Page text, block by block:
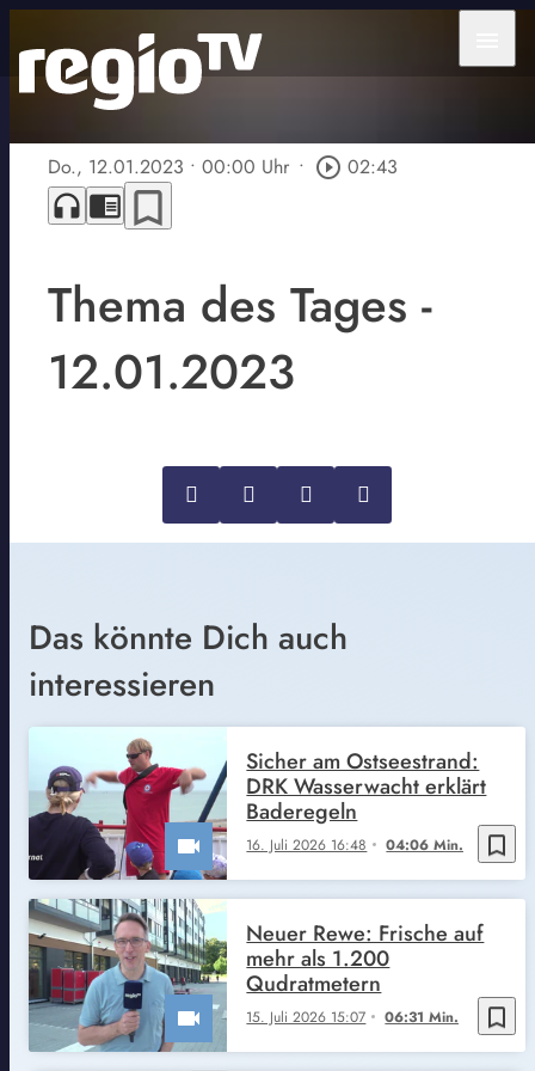
Do., 12.01.2023 • 00:00 Uhr • play_circle_outline 02:43
headphones chrome_reader_mode bookmark_border
Thema des Tages -
12.01.2023
Das könnte Dich auch
interessieren
bookmark_border
16. Juli 2026 16:48 04:06 Min.
Sicher am Ostseestrand:
DRK Wasserwacht erklärt
Baderegeln
bookmark_border
15. Juli 2026 15:07 06:31 Min.
Neuer Rewe: Frische auf
mehr als 1.200
Qudratmetern